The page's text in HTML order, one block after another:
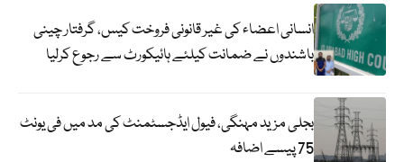
انسانی اعضاء کی غیر قانونی فروخت کیس، گرفتار چینی
باشندوں نے ضمانت کیلئے ہائیکورٹ سے رجوع کرلیا
بجلی مزید مہنگی، فیول ایڈجسٹمنٹ کی مد میں فی یونٹ
75 پیسے اضافہ